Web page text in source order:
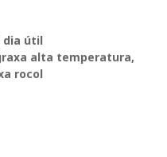
dia útil
alta temperatura,
rocol